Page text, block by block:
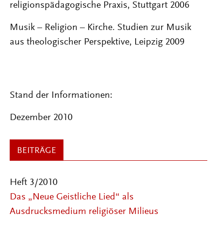
religionspädagogische Praxis, Stuttgart 2006
Musik – Religion – Kirche. Studien zur Musik
aus theologischer Perspektive, Leipzig 2009
Stand der Informationen:
Dezember 2010
BEITRÄGE
Heft 3/2010
Das „Neue Geistliche Lied“ als
Ausdrucksmedium religiöser Milieus